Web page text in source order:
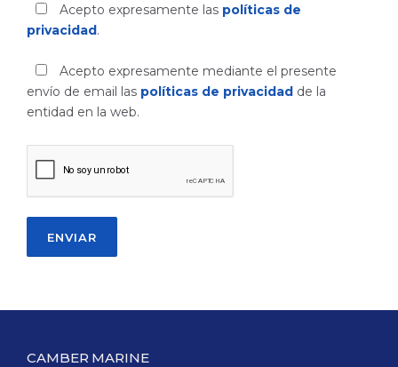
Acepto expresamente las políticas de
privacidad.
Acepto expresamente mediante el presente
envío de email las políticas de privacidad de la
entidad en la web.
CAMBER MARINE